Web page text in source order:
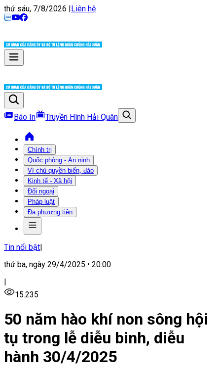
thứ sáu, 7/8/2026 |Liên hệ
Báo In Truyền Hình Hải Quân
Chính trị
Quốc phòng - An ninh
Vì chủ quyền biển, đảo
Kinh tế - Xã hội
Đối ngoại
Pháp luật
Đa phương tiện
Tin nổi bật|
thứ ba, ngày 29/4/2025 • 20:00
|
15.235
50 năm hào khí non sông hội
tụ trong lễ diễu binh, diễu
hành 30/4/2025